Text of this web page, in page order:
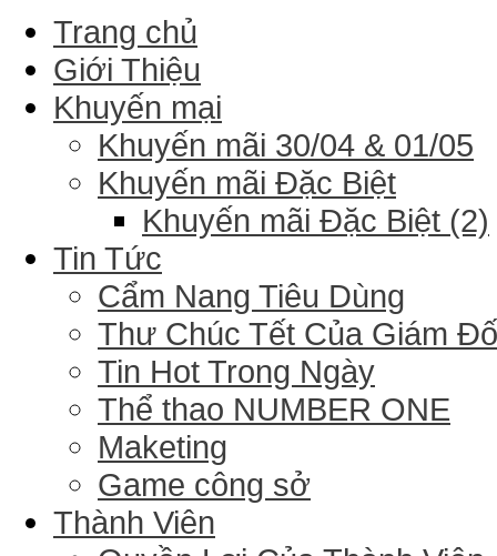
Trang chủ
Giới Thiệu
Khuyến mại
Khuyến mãi 30/04 & 01/05
Khuyến mãi Đặc Biệt
Khuyến mãi Đặc Biệt (2)
Tin Tức
Cẩm Nang Tiêu Dùng
Thư Chúc Tết Của Giám
Tin Hot Trong Ngày
Thể thao NUMBER ONE
Maketing
Game công sở
Thành Viên